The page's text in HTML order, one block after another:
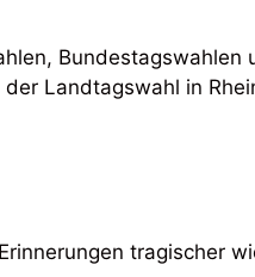
Bundestagswahlen
Landtagswahl in
tragischer